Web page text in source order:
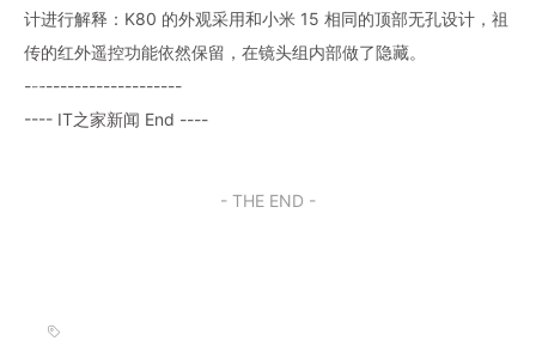
计进行解释：K80 的外观采用和小米 15 相同的顶部无孔设计，祖
传的红外遥控功能依然保留，在镜头组内部做了隐藏。
----------------------
---- IT之家新闻 End ----
- THE END -